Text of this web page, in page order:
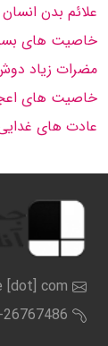
علائم بدن
خاصیت های
مضرات زیاد
خاصیت های
عادت های
[dot] com